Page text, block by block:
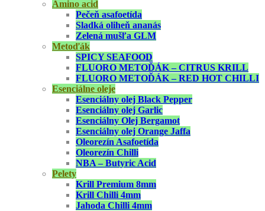
Amino acid
Pečeň asafoetída
Sladká oliheň ananás
Zelená mušľa GLM
Metoďák
SPICY SEAFOOD
FLUORO METOĎÁK – CITRUS KRILL
FLUORO METOĎÁK – RED HOT CHILLI
Esenciálne oleje
Esenciálny olej Black Pepper
Esenciálny olej Garlic
Esenciálny Olej Bergamot
Esenciálny olej Orange Jaffa
Oleorezín Asafoetída
Oleorezín Chilli
NBA – Butyric Acid
Pelety
Krill Premium 8mm
Krill Chilli 4mm
Jahoda Chilli 4mm